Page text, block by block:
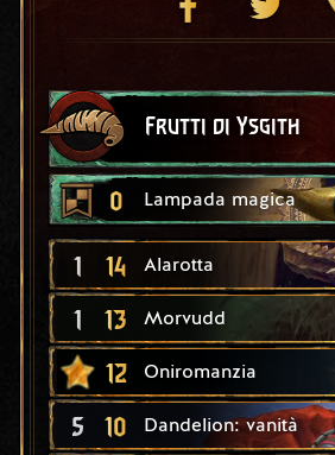
Frutti di Ysgith
0 Lampada magica
1 14 Alarotta
1 13 Morvudd
12 Oniromanzia
5 10 Dandelion: vanità